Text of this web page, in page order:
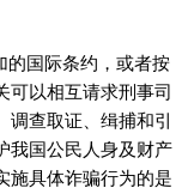
的国际条约，或者按
可以相互请求刑事司
调查取证、缉捕和引
我国公民人身及财产
施具体诈骗行为的是